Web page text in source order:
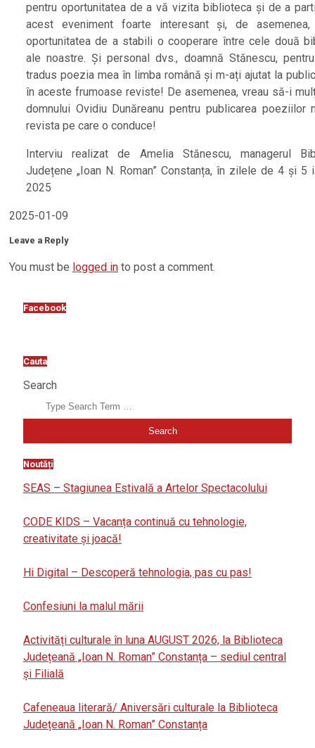
pentru oportunitatea de a vă vizita biblioteca și de a
acest eveniment foarte interesant și, de asemenea,
oportunitatea de a stabili o cooperare între cele două
ale noastre. Și personal dvs., doamnă Stănescu,
tradus poezia mea în limba română și m-ați ajutat la
în aceste frumoase reviste! De asemenea, vreau să-i
domnului Ovidiu Dunăreanu pentru publicarea poeziilor
revista pe care o conduce!
Interviu realizat de Amelia Stănescu, managerul
Județene „Ioan N. Roman” Constanța, în zilele de 4 și 5
2025
2025-01-09
Leave a Reply
You must be logged in to post a comment.
Facebook
Cauta
Search
Noutăți
SEAS – Stagiunea Estivală a Artelor Spectacolului
CODE KIDS – Vacanța continuă cu tehnologie,
creativitate și joacă!
Hi Digital – Descoperă tehnologia, pas cu pas!
Confesiuni la malul mării
Activități culturale în luna AUGUST 2026, la Biblioteca
Județeană „Ioan N. Roman” Constanța – sediul central
și Filială
Cafeneaua literară/ Aniversări culturale la Biblioteca
Județeană „Ioan N. Roman” Constanța